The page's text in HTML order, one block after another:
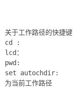
关于工作路径的快捷键
cd : 改变
lcd： 改变
pwd: 查看
set autochdir: 自
为当前工作路径